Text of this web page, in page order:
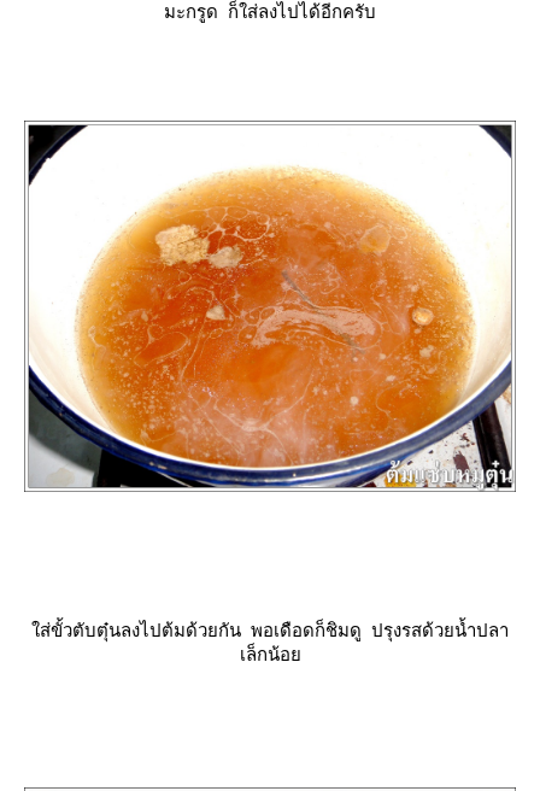
มะกรูด ก็ใส่ลงไปได้อีกครับ
ส่ขั้วตับตุ๋นลงไปต้มด้วยกัน พอเดือดก็ชิมดู ปรุงรสด้วยน้ำปลา
เล็กน้อ